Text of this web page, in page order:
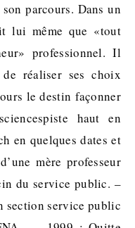
parcours. Dans un
lui même que «tout
professionnel. Il
de réaliser ses choix
le destin façonner
haut en
en quelques dates et
mère professeur
du service public. –
section service public